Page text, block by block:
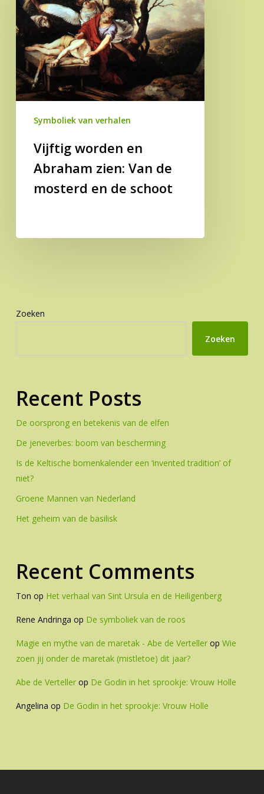
Abraham
zien:
Van
mosterd
en
schootSymboliek van verhalen
Vijftig worden en
Abraham zien: Van de
mosterd en de schoot
Zoeken
Zoeken
Recent Posts
De oorsprong en betekenis van de elfen
De jeneverbes: boom van bescherming
Is de Keltische bomenkalender een ‘invented tradition’ of
niet?
Groene Mannen van Nederland
Het geheim van de basilisk
Recent Comments
Ton op Het verhaal van Sint Ursula en de Heiligenberg
Rene Andringa op De symboliek van de roos
Magie en mythe van de maretak - Abe de Vertellerop Wie
zoen jij onder de maretak (mistletoe) dit jaar?
Abe de Vertellerop De Godin in het sprookje: Vrouw Holle
Angelina op De Godin in het sprookje: Vrouw Holle